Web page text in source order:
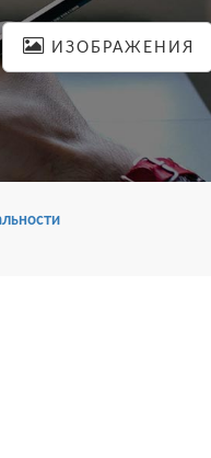
ИЗОБРАЖЕНИЯ